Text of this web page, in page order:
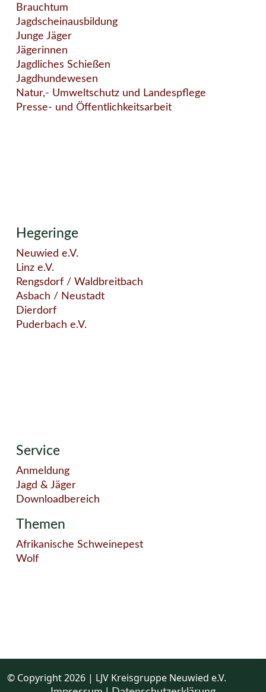
Brauchtum
Jagdscheinausbildung
Junge Jäger
Jägerinnen
Jagdliches Schießen
Jagdhundewesen
Natur,- Umweltschutz und Landespflege
Presse- und Öffentlichkeitsarbeit
Hegeringe
Neuwied e.V.
Linz e.V.
Rengsdorf / Waldbreitbach
Asbach / Neustadt
Dierdorf
Puderbach e.V.
Service
Anmeldung
Jagd & Jäger
Downloadbereich
Themen
Afrikanische Schweinepest
Wolf
© Copyright 2026 | LJV Kreisgruppe Neuwied e.V.